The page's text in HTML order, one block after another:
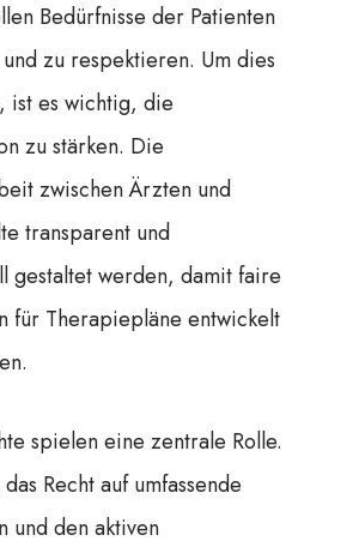
Bedürfnisse der Patienten
zu respektieren. Um dies
ist es wichtig, die
zu stärken. Die
zwischen Ärzten und
transparent und
gestaltet werden, damit faire
für Therapiepläne entwickelt
spielen eine zentrale Rolle.
Recht auf umfassende
und den aktiven